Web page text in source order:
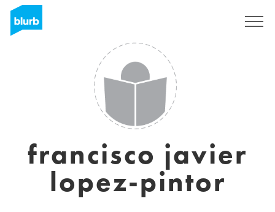
francisco javier
lopez-pintor